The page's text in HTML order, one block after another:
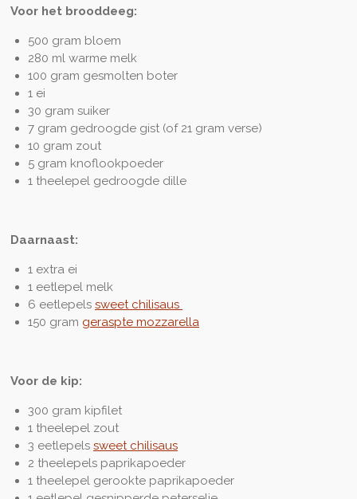
Voor het brooddeeg:
500 gram bloem
280 ml warme melk
100 gram gesmolten boter
1 ei
30 gram suiker
7 gram gedroogde gist (of 21 gram verse)
10 gram zout
5 gram knoflookpoeder
1 theelepel gedroogde dille
Daarnaast:
1 extra ei
1 eetlepel melk
6 eetlepels sweet chilisaus
150 gram geraspte mozzarella
Voor de kip:
300 gram kipfilet
1 theelepel zout
3 eetlepels sweet chilisaus
2 theelepels paprikapoeder
1 theelepel gerookte paprikapoeder